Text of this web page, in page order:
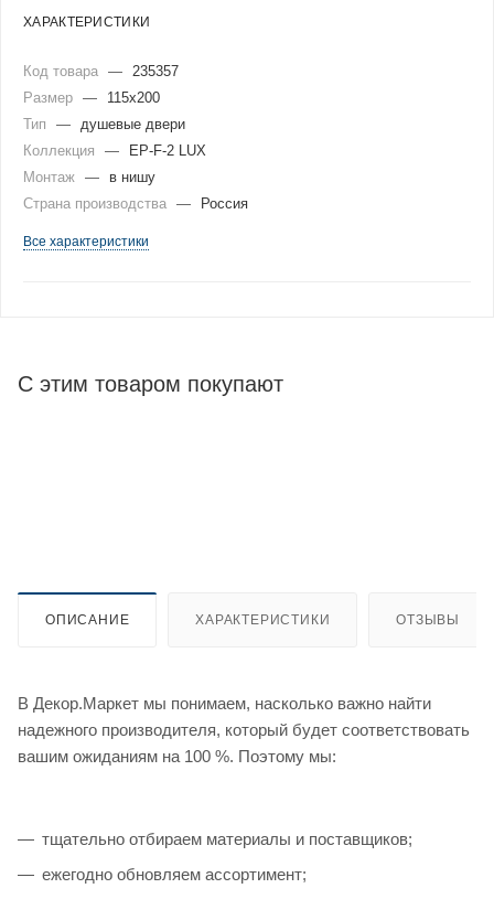
ХАРАКТЕРИСТИКИ
Код товара —
235357
Размер —
115x200
Тип
—
душевые двери
Коллекция
—
EP-F-2 LUX
Монтаж —
в нишу
Страна производства — Россия
Все характеристики
С этим товаром покупают
ОПИСАНИЕ ХАРАКТЕРИСТИКИ ОТЗЫВЫ
В Декор.Маркет мы понимаем, насколько важно найти
надежного производителя, который будет соответствовать
вашим ожиданиям на 100 %. Поэтому мы:
тщательно отбираем материалы и поставщиков;
ежегодно обновляем ассортимент;